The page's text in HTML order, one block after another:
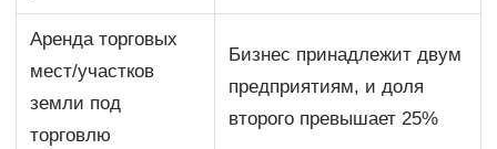
Аренда торговых
мест/участков
земли под
торговлю
Бизнес принадлежит двум
предприятиям, и доля
второго превышает 25%